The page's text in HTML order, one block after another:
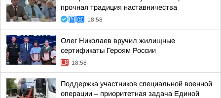
прочная традиция наставничества
18:58
Олег Николаев вручил жилищные
сертификаты Героям России
18:58
Поддержка участников специальной военной
операции – приоритетная задача Единой